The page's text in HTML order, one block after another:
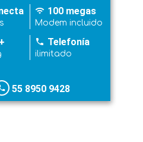
wifi 100 megas
Modem incluido
phone Telefonía
ilimitado
55 8950 9428